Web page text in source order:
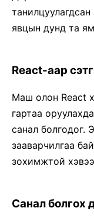
явцын дунд та
React-аар
Маш олон React
гартаа
санал болгодог.
зааварчилгаа
зохимжтой
Санал болгох